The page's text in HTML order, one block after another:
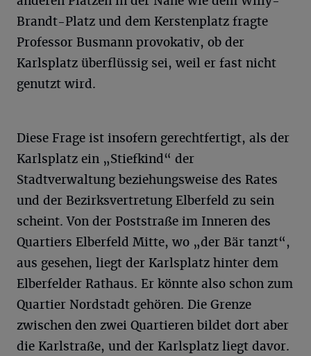
Brandt-Platz und dem Kerstenplatz fragte
Professor Busmann provokativ, ob der
Karlsplatz überflüssig sei, weil er fast nicht
genutzt wird.
Diese Frage ist insofern gerechtfertigt, als der
Karlsplatz ein „Stiefkind“ der
Stadtverwaltung beziehungsweise des Rates
und der Bezirksvertretung Elberfeld zu sein
scheint. Von der Poststraße im Inneren des
Quartiers Elberfeld Mitte, wo „der Bär tanzt“,
aus gesehen, liegt der Karlsplatz hinter dem
Elberfelder Rathaus. Er könnte also schon zum
Quartier Nordstadt gehören. Die Grenze
zwischen den zwei Quartieren bildet dort aber
die Karlstraße, und der Karlsplatz liegt davor.